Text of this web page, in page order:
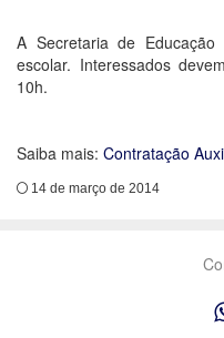
A Secretaria de
escolar. Interessados
10h.
Saiba mais: Contratação
14 de março de 2014